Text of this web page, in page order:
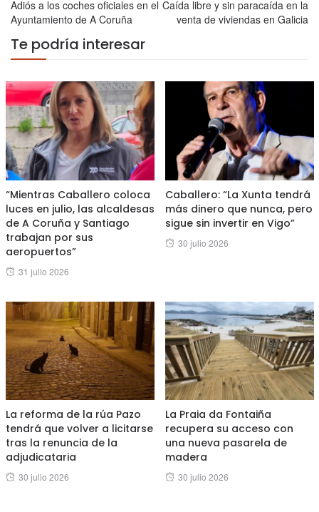
Adiós a los coches oficiales en el
Ayuntamiento de A Coruña
Caída libre y sin paracaída en la
venta de viviendas en Galicia
Te podría interesar
“Mientras Caballero coloca
luces en julio, las alcaldesas
de A Coruña y Santiago
trabajan por sus
aeropuertos”
Posted
31 julio 2026
Caballero: “La Xunta tendrá
más dinero que nunca, pero
sigue sin invertir en Vigo”
Posted
30 julio 2026
La reforma de la rúa Pazo
tendrá que volver a licitarse
tras la renuncia de la
adjudicataria
Posted
30 julio 2026
La Praia da Fontaiña
recupera su acceso con
una nueva pasarela de
madera
Posted
30 julio 2026